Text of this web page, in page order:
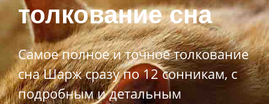
толкование сна
Самое полное и точное толкование
сна Шарж сразу по 12 сонникам, с
подробным и детальным